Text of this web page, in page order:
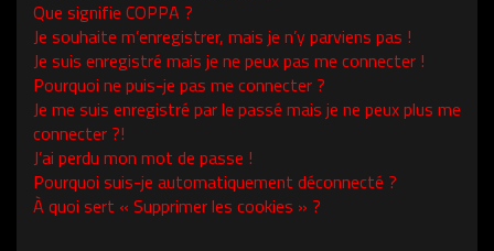
Que signifie COPPA ?
Je souhaite m’enregistrer, mais je n’y parviens pas !
Je suis enregistré mais je ne peux pas me connecter !
Pourquoi ne puis-je pas me connecter ?
Je me suis enregistré par le passé mais je ne peux plus me
connecter ?!
J’ai perdu mon mot de passe !
Pourquoi suis-je automatiquement déconnecté ?
À quoi sert « Supprimer les cookies » ?